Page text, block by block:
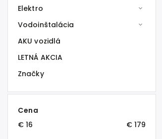
Elektro
Vodoinštalácia
AKU vozidlá
LETNÁ AKCIA
Značky
Cena
€ 16 € 179